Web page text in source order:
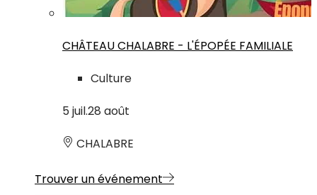
CHÂTEAU CHALABRE - L'ÉPOPÉE FAMILIALE
Culture
5 juil.28 août
CHALABRE
Trouver un événement